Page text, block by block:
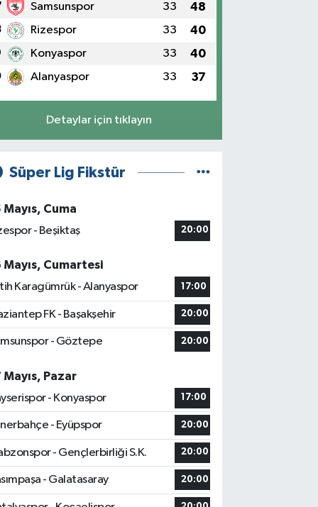
Samsunspor 33 48
Rizespor 33 40
Konyaspor 33 40
Alanyaspor 33 37
Detaylar için tıklayın
Süper Lig Fikstür
Mayıs, Cuma
- Beşiktaş
20:00
Mayıs, Cumartesi
Karagümrük - Alanyaspor
17:00
FK - Başakşehir 20:00
- Göztepe 20:00
Mayıs, Pazar
- Konyaspor
17:00
- Eyüpspor 20:00
- Gençlerbirliği S.K. 20:00
- Galatasaray 20:00